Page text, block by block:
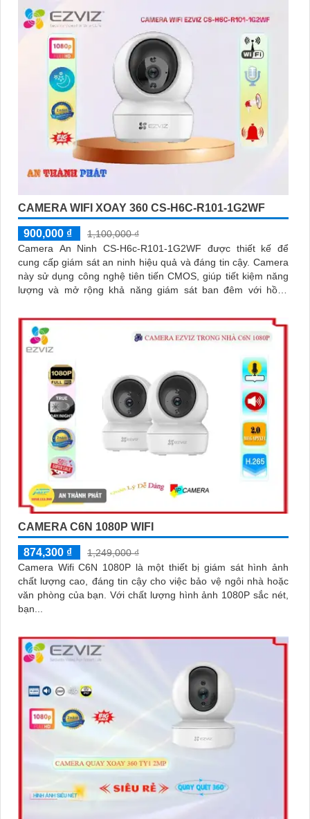
CAMERA WIFI XOAY 360 CS-H6C-R101-1G2WF
900,000 ₫
1,100,000 ₫
Camera An Ninh CS-H6c-R101-1G2WF được thiết kế để
cung cấp giám sát an ninh hiệu quả và đáng tin cậy. Camera
này sử dụng công nghệ tiên tiến CMOS, giúp tiết kiệm năng
lượng và mở rộng khả năng giám sát ban đêm với hồng
CAMERA C6N 1080P WIFI
874,300 ₫
1,249,000 ₫
Camera Wifi C6N 1080P là một thiết bị giám sát hình ảnh
chất lượng cao, đáng tin cậy cho việc bảo vệ ngôi nhà hoặc
văn phòng của bạn. Với chất lượng hình ảnh 1080P sắc nét,
bạn...